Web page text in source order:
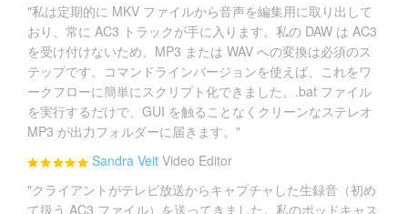
"私は定期的に MKV ファイルから音声を編集用に取り出して
おり、常に AC3 トラックが手に入ります。私の DAW は AC3
を受け付けないため、MP3 または WAV への変換は必須のス
テップです。コマンドラインバージョンを使えば、これをワ
ークフローに簡単にスクリプト化できました。.bat ファイル
を実行するだけで、GUI を触ることなくクリーンなステレオ
MP3 が出力フォルダーに届きます。"
Sandra Veit Video Editor
"クライアントがテレビ放送からキャプチャした生録音（初め
て扱う AC3 ファイル）を送ってきました。私のポッドキャス